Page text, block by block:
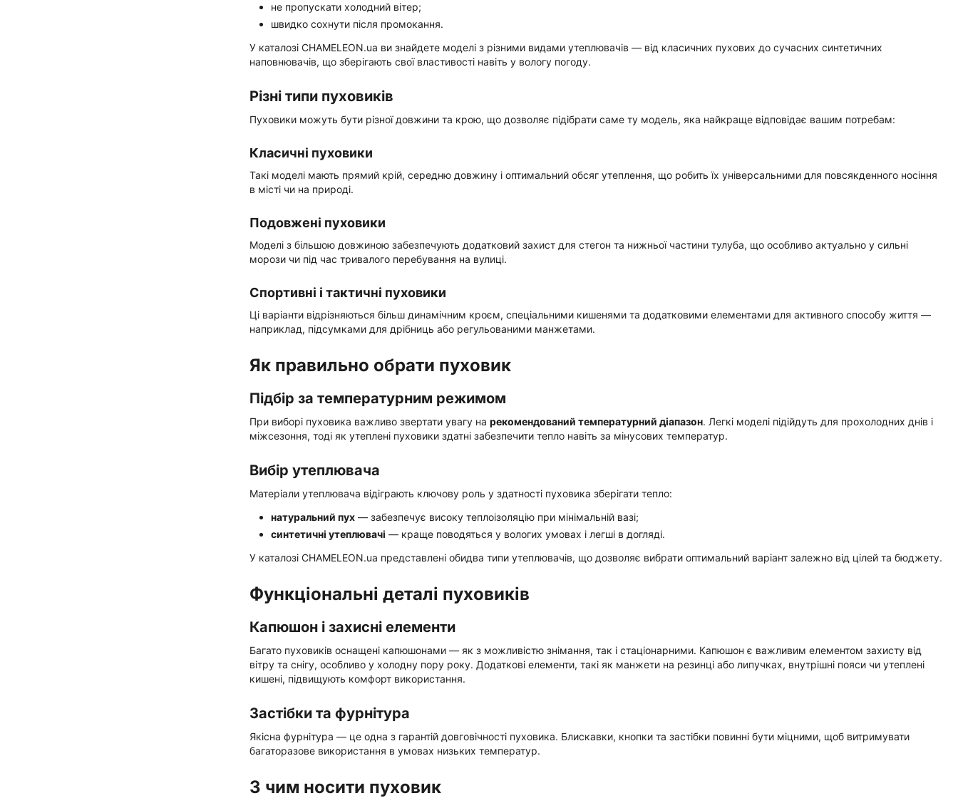
не пропускати холодний вітер;
швидко сохнути після промокання.
У каталозі CHAMELEON.ua ви знайдете моделі з різними видами утеплювачів — від класичних пухових до сучасних синтетичних
наповнювачів, що зберігають свої властивості навіть у вологу погоду.
Різні типи пуховиків
Пуховики можуть бути різної довжини та крою, що дозволяє підібрати саме ту модель, яка найкраще відповідає вашим потребам:
Класичні пуховики
Такі моделі мають прямий крій, середню довжину і оптимальний обсяг утеплення, що робить їх універсальними для повсякденного носіння
в місті чи на природі.
Подовжені пуховики
Моделі з більшою довжиною забезпечують додатковий захист для стегон та нижньої частини тулуба, що особливо актуально у сильні
морози чи під час тривалого перебування на вулиці.
Спортивні і тактичні пуховики
Ці варіанти відрізняються більш динамічним кроєм, спеціальними кишенями та додатковими елементами для активного способу життя —
наприклад, підсумками для дрібниць або регульованими манжетами.
Як правильно обрати пуховик
Підбір за температурним режимом
При виборі пуховика важливо звертати увагу на рекомендований температурний діапазон. Легкі моделі підійдуть для прохолодних днів і
міжсезоння, тоді як утеплені пуховики здатні забезпечити тепло навіть за мінусових температур.
Вибір утеплювача
Матеріали утеплювача відіграють ключову роль у здатності пуховика зберігати тепло:
натуральний пух — забезпечує високу теплоізоляцію при мінімальній вазі;
синтетичні утеплювачі — краще поводяться у вологих умовах і легші в догляді.
У каталозі CHAMELEON.ua представлені обидва типи утеплювачів, що дозволяє вибрати оптимальний варіант залежно від цілей та бюджету.
Функціональні деталі пуховиків
Капюшон і захисні елементи
Багато пуховиків оснащені капюшонами — як з можливістю знімання, так і стаціонарними. Капюшон є важливим елементом захисту від
вітру та снігу, особливо у холодну пору року. Додаткові елементи, такі як манжети на резинці або липучках, внутрішні пояси чи утеплені
кишені, підвищують комфорт використання.
Застібки та фурнітура
Якісна фурнітура — це одна з гарантій довговічності пуховика. Блискавки, кнопки та застібки повинні бути міцними, щоб витримувати
багаторазове використання в умовах низьких температур.
З чим носити пуховик